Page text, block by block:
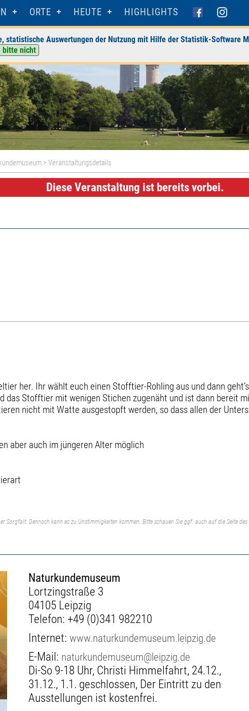
ORTE HEUTE HIGHLIGHTS
statistische Auswertungen der Nutzung mit Hilfe der Statistik-Software
bitte nicht
> Veranstaltungsdetails
Diese Veranstaltung ist bereits vorbei.
her. Ihr wählt euch einen Stofftier-Rohling aus und dann
das Stofftier mit wenigen Stichen zugenäht und ist dann bereit
nicht mit Watte ausgestopft werden, so dass allen der
aber auch im jüngeren Alter möglich
Sorgfalt. Dennoch kann es zu Unstimmigkeiten kommen. Bitte schauen Sie ggf. auch auf die Seite
Naturkundemuseum
Lortzingstraße 3
04105 Leipzig
Telefon: +49 (0)341 982210
Internet:www.naturkundemuseum.leipzig.de
E-Mail: naturkundemuseum@leipzig.de
Di-So 9-18 Uhr, Christi Himmelfahrt, 24.12.,
31.12., 1.1. geschlossen, Der Eintritt zu den
Ausstellungen ist kostenfrei.